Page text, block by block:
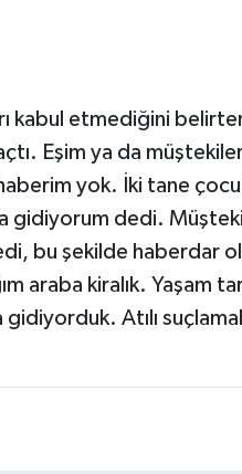
kabul etmediğini
Eşim ya da
yok. İki tane
gidiyorum dedi.
bu şekilde haberdar
araba kiralık. Yaşam
Atılı